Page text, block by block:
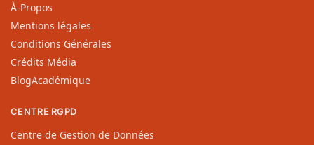
À-Propos
Mentions légales
Conditions Générales
Crédits Média
BlogAcadémique
CENTRE RGPD
Centre de Gestion de Données